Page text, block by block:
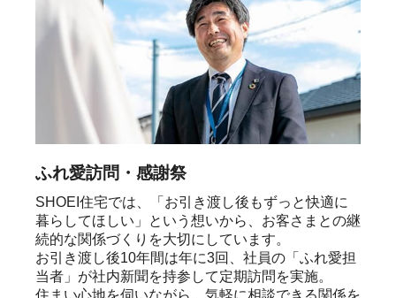
ふれ愛訪問・感謝祭
SHOEI住宅では、「お引き渡し後もずっと快適に
暮らしてほしい」という想いから、お客さまとの継
続的な関係づくりを大切にしています。
お引き渡し後10年間は年に3回、社員の「ふれ愛担
当者」が社内新聞を持参して定期訪問を実施。
住まい心地を伺いながら、気軽に相談できる関係を